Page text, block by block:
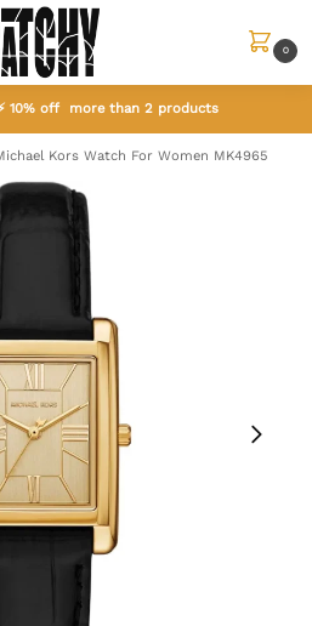
0
10% off more than 2 products
Kors Watch For Women MK4965